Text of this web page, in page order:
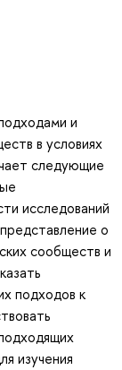
и
в условиях
следующие
исследований
о
сообществ и
подходов к
изучения